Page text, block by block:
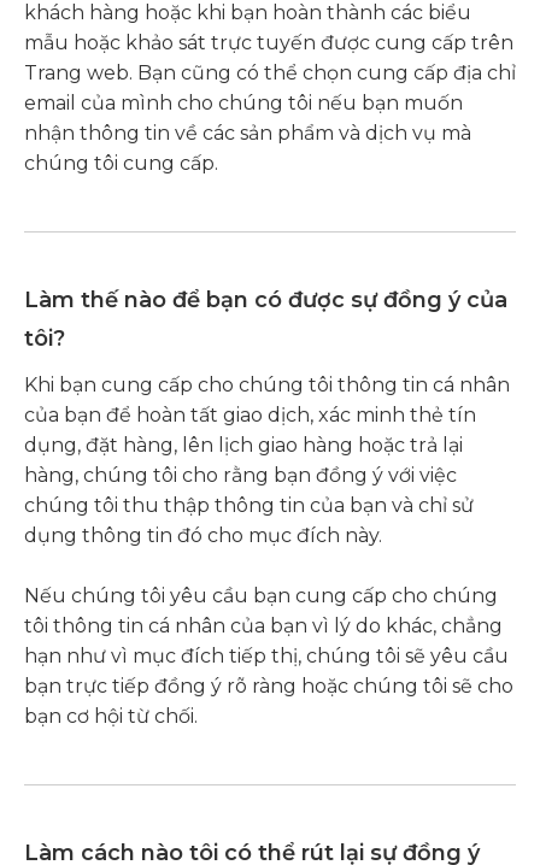
khách hàng hoặc khi bạn hoàn thành các biểu
mẫu hoặc khảo sát trực tuyến được cung cấp trên
Trang web. Bạn cũng có thể chọn cung cấp địa chỉ
email của mình cho chúng tôi nếu bạn muốn
nhận thông tin về các sản phẩm và dịch vụ mà
chúng tôi cung cấp.
Làm thế nào để bạn có được sự đồng ý của
tôi?
Khi bạn cung cấp cho chúng tôi thông tin cá nhân
của bạn để hoàn tất giao dịch, xác minh thẻ tín
dụng, đặt hàng, lên lịch giao hàng hoặc trả lại
hàng, chúng tôi cho rằng bạn đồng ý với việc
chúng tôi thu thập thông tin của bạn và chỉ sử
dụng thông tin đó cho mục đích này.
Nếu chúng tôi yêu cầu bạn cung cấp cho chúng
tôi thông tin cá nhân của bạn vì lý do khác, chẳng
hạn như vì mục đích tiếp thị, chúng tôi sẽ yêu cầu
bạn trực tiếp đồng ý rõ ràng hoặc chúng tôi sẽ cho
bạn cơ hội từ chối.
Làm cách nào tôi có thể rút lại sự đồng ý